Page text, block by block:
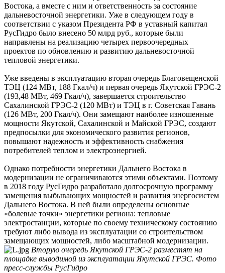
Востока, а ­вместе с ним и ответственность за ­состояние
дальневосточной энергетики. Уже в следующем году в
соответствии с указом Президента РФ в уставный капитал
РусГидро было внесено 50 млрд руб., которые были
направлены на реализацию четырех первоочередных
проектов по обновлению и развитию дальне­восточной
тепловой энергетики.
Уже введены в эксплуатацию вторая очередь Благовещенской
ТЭЦ (124 МВт, 188 Гкал/ч) и первая ­очередь ­Якутской ГРЭС-2
(193,48 МВт, 469 Гкал/ч), завершается строительство
Сахалинской ГРЭС-2 (120 МВт) и ТЭЦ в г. Советская Гавань
(126 МВт, 200 Гкал/ч). Они замещают наиболее изношенные
мощности Якутской, Сахалинской и Майской ГРЭС, со­­здают
предпосылки для экономического развития регионов,
повышают надежность и эффективность снабжения
потребителей теплом и электро­энергией.
Однако потребности ­энергетики Дальнего Востока в
модернизации не ограничиваются этими объектами. Поэтому
в 2018 году РусГидро разработало долгосрочную программу
замещения выбывающих мощностей и развития энергосистем
Дальнего Востока. В ней были определены основные
«болевые точки» энергетики региона: тепловые
электростанции, которые по своему техническому состоянию
­требуют либо вывода из эксплуатации со строительством
замещающих мощностей, либо масштабной модернизации.
Вторую очередь Якутской ГРЭС-2 разместят на
площадке выводимой из эксплуатации Якутской ГРЭС. Фото
пресс-службы РусГидро